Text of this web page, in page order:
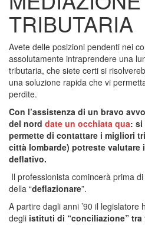
TRIBUTARIA
Avete delle posizioni pendenti nei
assolutamente intraprendere una
tributaria, che siete certi si
una soluzione rapida che vi
perdite.
Con l’assistenza di un bravo
del nord date un occhiata qua: si
permette di contattare i migliori
città lombarde) potreste valutare
deflativo.
Il professionista comincerà prima
della “deflazionare”.
A partire dagli anni ’90 il legislatore
degli istituti di “conciliazione”